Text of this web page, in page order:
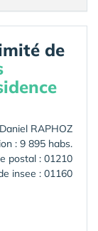
de
RAPHOZ
: 9 895 habs.
postal : 01210
insee : 01160